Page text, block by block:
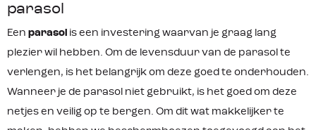
parasol
Een parasol is een investering waarvan je graag lang
plezier wil hebben. Om de levensduur van de parasol te
verlengen, is het belangrijk om deze goed te onderhouden.
Wanneer je de parasol niet gebruikt, is het goed om deze
netjes en veilig op te bergen. Om dit wat makkelijker te